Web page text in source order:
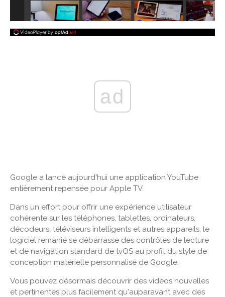
ad
Google a lancé aujourd'hui une application YouTube
entièrement repensée pour Apple TV.
Dans un effort pour offrir une expérience utilisateur
cohérente sur les téléphones, tablettes, ordinateurs,
décodeurs, téléviseurs intelligents et autres appareils, le
logiciel remanié se débarrasse des contrôles de lecture
et de navigation standard de tvOS au profit du style de
conception matérielle personnalisé de Google.
Vous pouvez désormais découvrir des vidéos nouvelles
et pertinentes plus facilement qu'auparavant avec des